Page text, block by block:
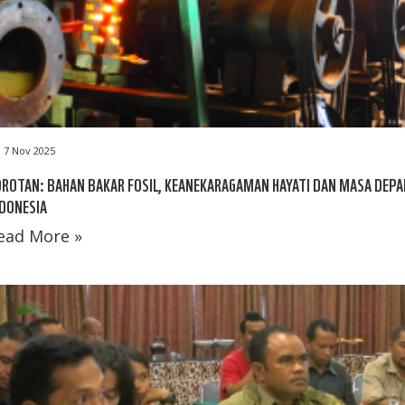
7 Nov 2025
BAHAN BAKAR FOSIL, KEANEKARAGAMAN HAYATI DAN MASA
More »